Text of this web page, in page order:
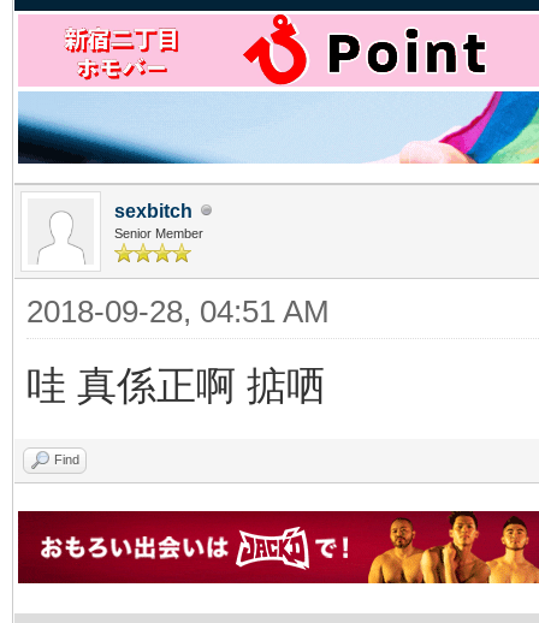
sexbitch
Senior Member
2018-09-28, 04:51 AM
哇 真係正啊 掂哂
Find